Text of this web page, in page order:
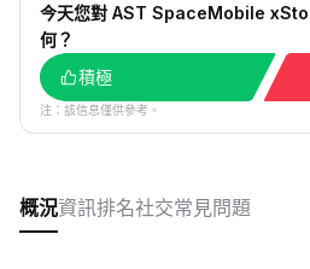
今天您對 AST SpaceMobile
何？
積極
注：該信息僅供參考。
概況資訊排名社交常見問題